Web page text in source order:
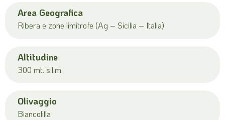
Area Geografica
Ribera e zone limitrofe (Ag – Sicilia – Italia)
Altitudine
300 mt. s.l.m.
Olivaggio
Biancolilla